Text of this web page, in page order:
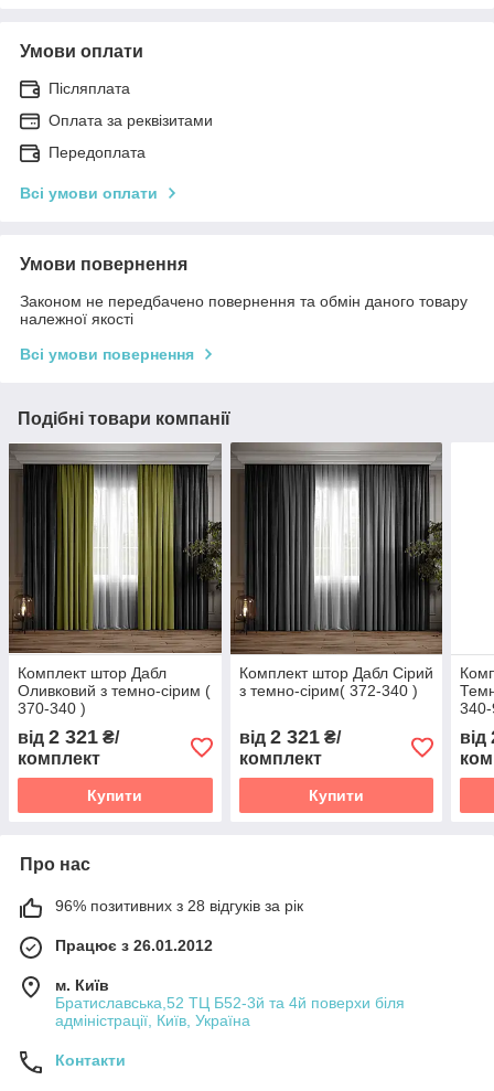
Умови оплати
Післяплата
Оплата за реквізитами
Передоплата
Всі умови оплати
Умови повернення
Законом не передбачено повернення та обмін даного товару
належної якості
Всі умови повернення
Подібні товари компанії
Комплект штор Дабл
Оливковий з темно-сірим (
370-340 )
від 2 321 ₴/
комплект
Купити
Комплект штор Дабл Сірий
з темно-сірим( 372-340 )
від 2 321₴/
комплект
Купити
від
Про нас
96% позитивних з 28 відгуків за рік
Працює з 26.01.2012
м. Київ
Братиславська,52 ТЦ Б52-3й та 4й поверхи біля
адміністрації, Київ, Україна
Контакти